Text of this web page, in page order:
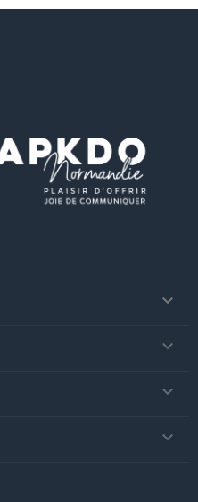



